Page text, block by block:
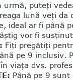
urmă, puteţi
lună veţi da
ideal ar fi până
vor fi
Fiţi pregătiţi
pe 9 in­clu­siv.
viaţa dvs.
Până pe 9 sunt